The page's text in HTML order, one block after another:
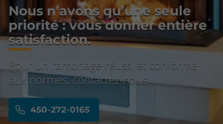
Nous n’avons qu’une seule
priorité : vous donner entière
satisfaction.
Pour un ramonage réussi et conforme
aux normes, contactez-nous.
450-272-0165